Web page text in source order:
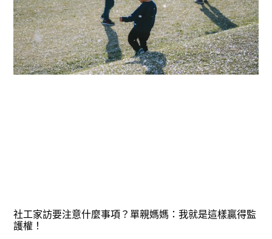
社工家訪要注意什麼事項？單親媽媽：我就是這樣贏得監
護權！